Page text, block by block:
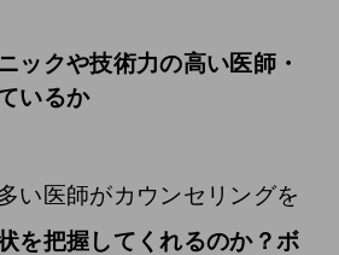
ックや技術力の高い医師・
いるか
い医師がカウンセリングを
を把握してくれるのか？ボ